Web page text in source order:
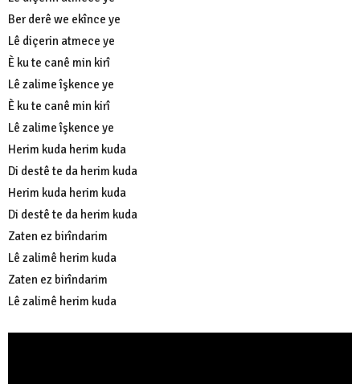
Ber derê we ekînce ye
Lê diçerin atmece ye
È ku te canê min kirî
Lê zalime îşkence ye
È ku te canê min kirî
Lê zalime îşkence ye
Herim kuda herim kuda
Di destê te da herim kuda
Herim kuda herim kuda
Di destê te da herim kuda
Zaten ez birîndarim
Lê zalimê herim kuda
Zaten ez birîndarim
Lê zalimê herim kuda